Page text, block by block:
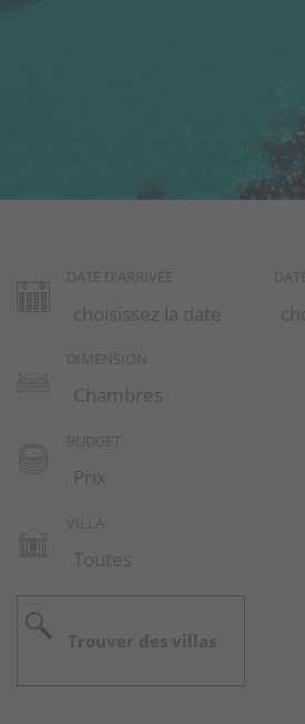
Menorca Ecotourism
FAQ Questions
Offres
Propriétaires
Portail
DATE D'ARRIVÉE
DIMENSION
BUDGET
VILLA
Trouver des villas